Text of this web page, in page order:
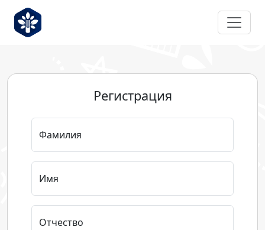
Регистрация
Фамилия
Имя
Отчество